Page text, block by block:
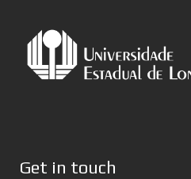
Get in touch